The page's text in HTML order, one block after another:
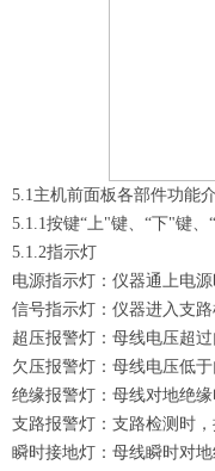
5.1主机前面板各部件功能
5.1.1按键“上"键、“下"键
5.1.2指示灯
电源指示灯：仪器通上电
信号指示灯：仪器进入支
超压报警灯：母线电压超
欠压报警灯：母线电压低
绝缘报警灯：母线对地绝
支路报警灯：支路检测时
瞬时接地灯：母线瞬时对